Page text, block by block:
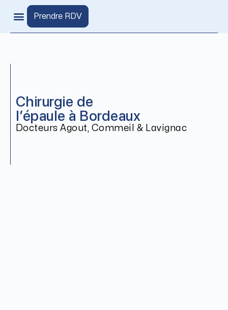
Prendre RDV
Chirurgie de
l’épaule à Bordeaux
Docteurs Agout, Commeil & Lavignac